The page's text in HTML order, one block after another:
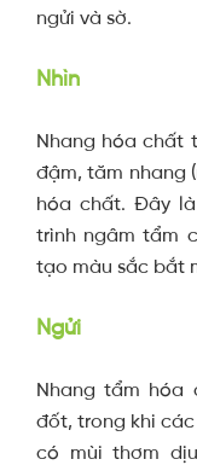
ngửi và sờ.
Nhìn
Nhang hóa chất
đậm, tăm nhang
hóa chất. Đây
trình ngâm tẩm
tạo màu sắc bắt
Ngửi
Nhang tẩm hóa
đốt, trong khi
có mùi thơm